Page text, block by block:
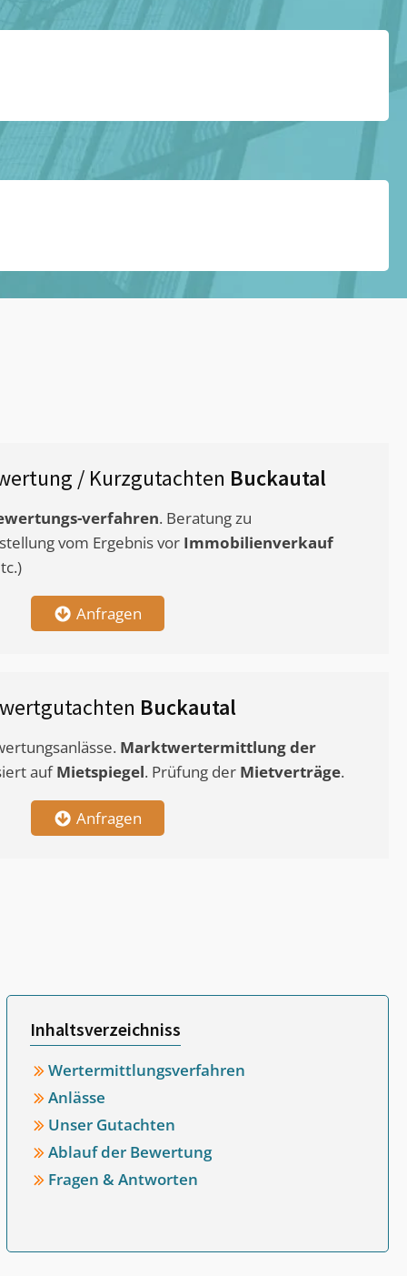
/ Kurzgutachten Buckautal
verfahren. Beratung zu
vom Ergebnis vor Immobilienverkauf
Anfragen
Buckautal
Marktwertermittlungder
aufMietspiegel. Prüfung der Mietverträge.
Anfragen
Inhaltsverzeichniss
Wertermittlungsverfahren
Anlässe
Unser Gutachten
Ablauf der Bewertung
Fragen & Antworten